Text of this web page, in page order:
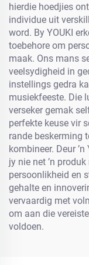
hierdie hoedjies
individue uit
word. By YOUKI
toebehore om
maak. Ons mans
veelsydigheid in
instellings gedra
musiekfeeste. Die
verseker gemak
perfekte keuse vir
rande beskerming
kombineer. Deur
jy nie net ’n
persoonlikheid en
gehalte en
vervaardig met
om aan die
voldoen.